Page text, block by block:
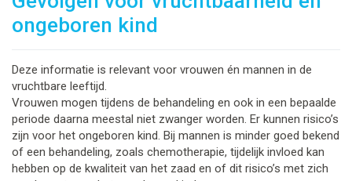
ongeboren kind
Deze informatie is relevant voor vrouwen én mannen in de
vruchtbare leeftijd.
Vrouwen mogen tijdens de behandeling en ook in een bepaalde
periode daarna meestal niet zwanger worden. Er kunnen risico’s
zijn voor het ongeboren kind. Bij mannen is minder goed bekend
of een behandeling, zoals chemotherapie, tijdelijk invloed kan
hebben op de kwaliteit van het zaad en of dit risico’s met zich